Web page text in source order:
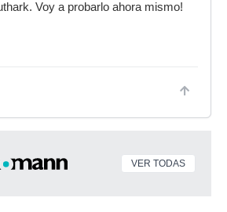
Voy a probarlo ahora mismo!
VER TODAS